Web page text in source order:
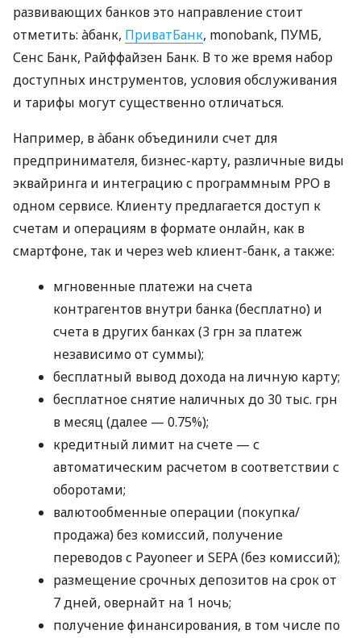
развивающих банков это направление стоит
отметить: àбанк, ПриватБанк, monobank, ПУМБ,
Сенс Банк, Райффайзен Банк. В то же время набор
доступных инструментов, условия обслуживания
и тарифы могут существенно отличаться.
Например, в àбанк объединили счет для
предпринимателя, бизнес-карту, различные виды
эквайринга и интеграцию с программным РРО в
одном сервисе. Клиенту предлагается доступ к
счетам и операциям в формате онлайн, как в
смартфоне, так и через web клиент-банк, а также:
мгновенные платежи на счета
контрагентов внутри банка (бесплатно) и
счета в других банках (3 грн за платеж
независимо от суммы);
бесплатный вывод дохода на личную карту;
бесплатное снятие наличных до 30 тыс. грн
в месяц (далее — 0.75%);
кредитный лимит на счете — с
автоматическим расчетом в соответствии с
оборотами;
валютообменные операции (покупка/
продажа) без комиссий, получение
переводов с Payoneer и SEPA (без комиссий);
размещение срочных депозитов на срок от
7 дней, овернайт на 1 ночь;
получение финансирования, в том числе по